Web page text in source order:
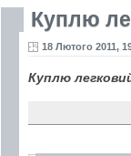
Куплю
18 Лютого 2011,
Куплю